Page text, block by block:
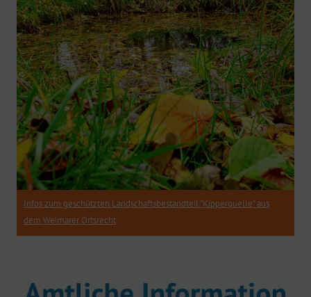
Infos zum geschützten Landschaftsbestandteil "Kipperquelle" aus
dem Weimarer Ortsrecht